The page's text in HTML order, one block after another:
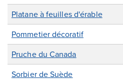
Platane à feuilles d'érable
Pommetier décoratif
Pruche du Canada
Sorbier de Suède